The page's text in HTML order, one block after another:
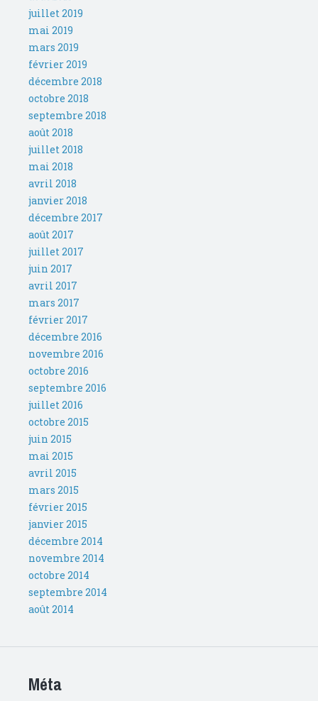
juillet 2019
mai 2019
mars 2019
février 2019
décembre 2018
octobre 2018
septembre 2018
août 2018
juillet 2018
mai 2018
avril 2018
janvier 2018
décembre 2017
août 2017
juillet 2017
juin 2017
avril 2017
mars 2017
février 2017
décembre 2016
novembre 2016
octobre 2016
septembre 2016
juillet 2016
octobre 2015
juin 2015
mai 2015
avril 2015
mars 2015
février 2015
janvier 2015
décembre 2014
novembre 2014
octobre 2014
septembre 2014
août 2014
Méta